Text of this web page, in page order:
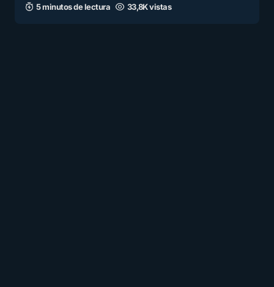
5 minutos de lectura 33,8K vistas